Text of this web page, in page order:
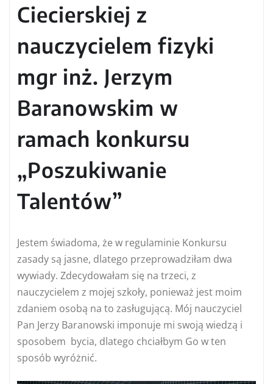
Ciecierskiej z
nauczycielem fizyki
mgr inż. Jerzym
Baranowskim w
ramach konkursu
„Poszukiwanie
Talentów”
Jestem świadoma, że w regulaminie Konkursu
zasady są jasne, dlatego przeprowadziłam dwa
wywiady. Zdecydowałam się na trzeci, z
nauczycielem z mojej szkoły, ponieważ jest moim
zdaniem osobą na to zasługującą. Mój nauczyciel
Pan Jerzy Baranowski imponuje mi swoją wiedzą i
sposobem bycia, dlatego chciałbym Go w ten
sposób wyróżnić.